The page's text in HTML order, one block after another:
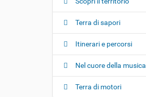
Terra di sapori
Itinerari e percorsi
Nel cuore della musica
Terra di motori